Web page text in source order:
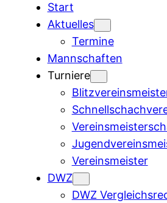
Start
Aktuelles
Termine
Mannschaften
Turniere
Vereinsmeister
DWZ
DWZ